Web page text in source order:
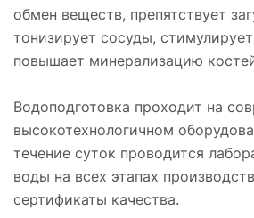
обмен веществ, препятствует
тонизирует сосуды,
повышает минерализацию
Водоподготовка проходит на
высокотехнологичном
течение суток проводится
воды на всех этапах
сертификаты качества.